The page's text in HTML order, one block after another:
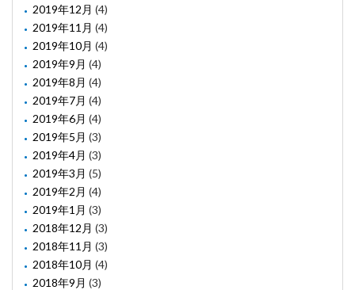
2019年12月 (4)
2019年11月 (4)
2019年10月 (4)
2019年9月 (4)
2019年8月 (4)
2019年7月 (4)
2019年6月 (4)
2019年5月 (3)
2019年4月 (3)
2019年3月 (5)
2019年2月 (4)
2019年1月 (3)
2018年12月 (3)
2018年11月 (3)
2018年10月 (4)
2018年9月 (3)